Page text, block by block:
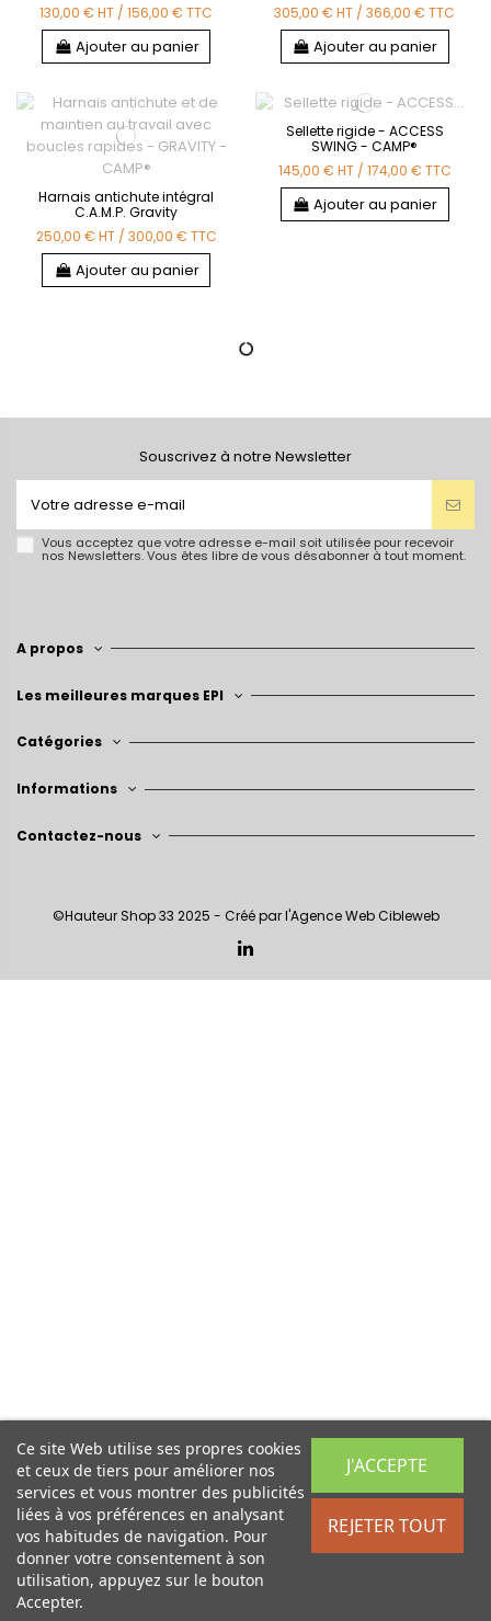
130,00 €HT /156,00 €TTC
Ajouter au panier
305,00 €HT /366,00 €TTC
Ajouter au panier
Harnais antichute intégral
C.A.M.P. Gravity
250,00 €HT / 300,00 €TTC
Ajouter au panier
Sellette rigide - ACCESS
SWING - CAMP®
145,00 €HT / 174,00 €TTC
Ajouter au panier
Souscrivez à notre Newsletter
Vous acceptez que votre adresse e-mail soit utilisée pour recevoir
nos Newsletters. Vous êtes libre de vous désabonner à tout moment.
A propos
Les meilleures marques EPI
Catégories
Informations
Contactez-nous
Ce site Web utilise ses propres cookies
et ceux de tiers pour améliorer nos
services et vous montrer des publicités
liées à vos préférences en analysant
vos habitudes de navigation. Pour
donner votre consentement à son
utilisation, appuyez sur le bouton
Accepter.
REJETER TOUT
J'ACCEPTE
©Hauteur Shop 33 2025 - Créé par l'Agence Web Cibleweb